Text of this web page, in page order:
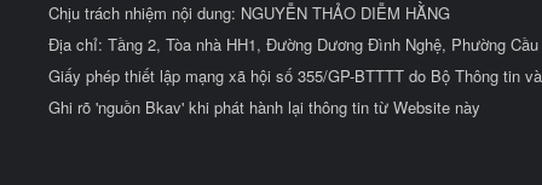
Chịu trách nhiệm nội dung: NGUYỄN THẢO DIỄM HẰNG
Địa chỉ: Tầng 2, Tòa nhà HH1, Đường Dương Đình Nghệ, Phường
Giấy phép thiết lập mạng xã hội số 355/GP-BTTTT do Bộ Thông tin
Ghi rõ 'nguồn Bkav' khi phát hành lại thông tin từ Website này